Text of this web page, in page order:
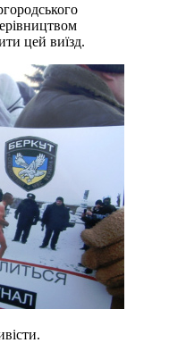
цей виїзд.